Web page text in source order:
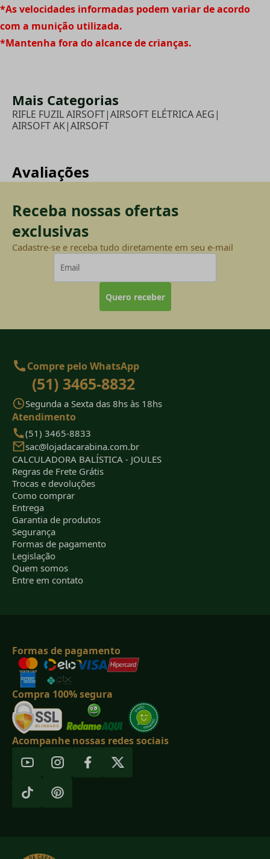
*As velocidades informadas podem variar de acordo
com a munição utilizada.
*Mantenha fora do alcance de crianças.
Mais Categorias
RIFLE FUZIL AIRSOFT|AIRSOFT ELÉTRICA AEG|
AIRSOFT AK|AIRSOFT
Avaliações
Receba nossas ofertas
exclusivas
Cadastre-se e receba tudo diretamente em seu e-mail
Quero receber
Compre pelo WhatsApp
(51) 3465-8832
Segunda a Sexta das 8hs às 18hs
Atendimento
(51) 3465-8833
sac@lojadacarabina.com.br
CALCULADORA BALÍSTICA - JOULES
Regras de Frete Grátis
Trocas e devoluções
Como comprar
Entrega
Garantia de produtos
Segurança
Formas de pagamento
Legislação
Quem somos
Entre em contato
Formas de pagamento
Compra 100% segura
Acompanhe nossas redes sociais